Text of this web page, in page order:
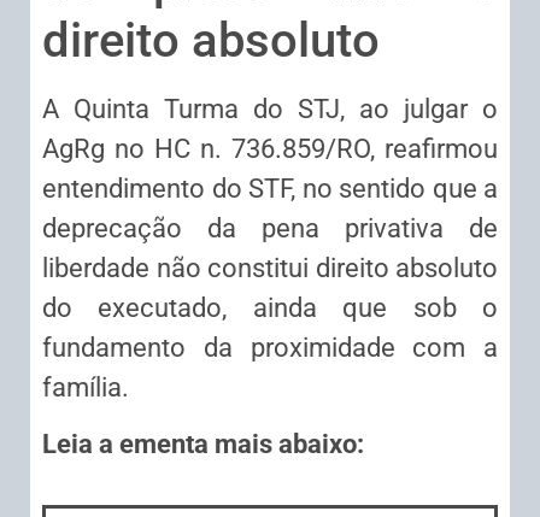
direito absoluto
A Quinta Turma do STJ, ao julgar o
AgRg no HC n. 736.859/RO, reafirmou
entendimento do STF, no sentido que a
deprecação da pena privativa de
liberdade não constitui direito absoluto
do executado, ainda que sob o
fundamento da proximidade com a
família.
Leia a ementa mais abaixo: